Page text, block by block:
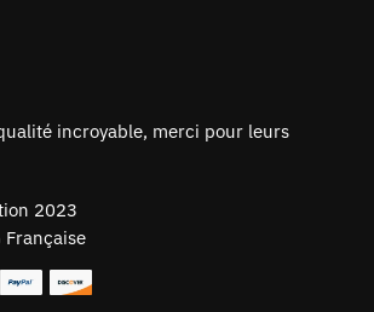
incroyable, merci pour leurs
2023